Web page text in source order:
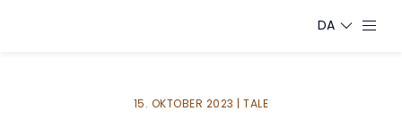
DA
15. OKTOBER 2023 | TALE